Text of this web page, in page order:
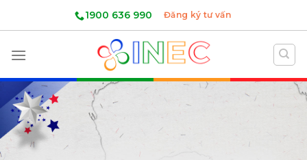
1900 636 990 Đăng ký tư vấn